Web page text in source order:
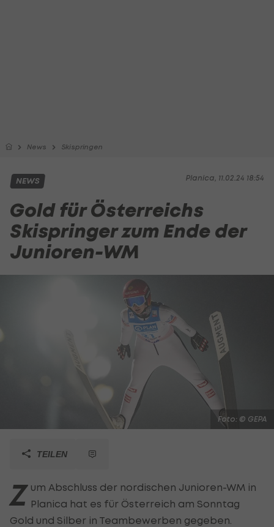
News Skispringen
Planica, 11.02.24 18:54
NEWS
Gold für Österreichs
Skispringer zum Ende der
Junioren-WM
Foto: © GEPA
TEILEN
Z um Abschluss der nordischen Junioren-WM in
Planica hat es für Österreich am Sonntag
Gold und Silber in Teambewerben gegeben.